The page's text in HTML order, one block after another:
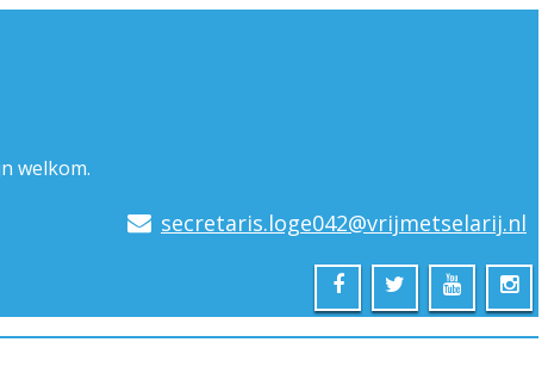
welkom.
secretaris.loge042@vrijmetselarij.nl